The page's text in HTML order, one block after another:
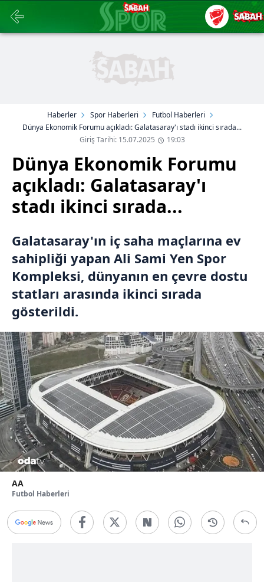
Haberler Spor Haberleri
Futbol Haberleri
Dünya Ekonomik Forumu açıkladı: Galatasaray'ı stadı ikinci sırada...
Giriş Tarihi: 15.07.2025
19:03
Dünya Ekonomik Forumu
açıkladı: Galatasaray'ı
stadı ikinci sırada...
Galatasaray'ın iç saha maçlarına ev
sahipliği yapan Ali Sami Yen Spor
Kompleksi, dünyanın en çevre dostu
statları arasında ikinci sırada
gösterildi.
AA
Futbol Haberleri